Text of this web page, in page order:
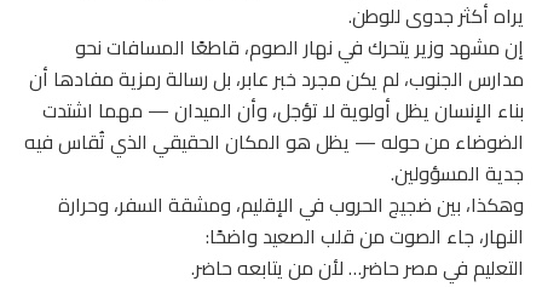
يراه أكثر جدوى للوطن.
إن مشهد وزير يتحرك في نهار الصوم، قاطعًا المسافات نحو
مدارس الجنوب، لم يكن مجرد خبر عابر، بل رسالة رمزية مفادها أن
بناء الإنسان يظل أولوية لا تؤجل، وأن الميدان — مهما اشتدت
الضوضاء من حوله — يظل هو المكان الحقيقي الذي تُقاس فيه
جدية المسؤولين.
وهكذا، بين ضجيج الحروب في الإقليم، ومشقة السفر، وحرارة
النهار، جاء الصوت من قلب الصعيد واضحًا:
التعليم في مصر حاضر… لأن من يتابعه حاضر.